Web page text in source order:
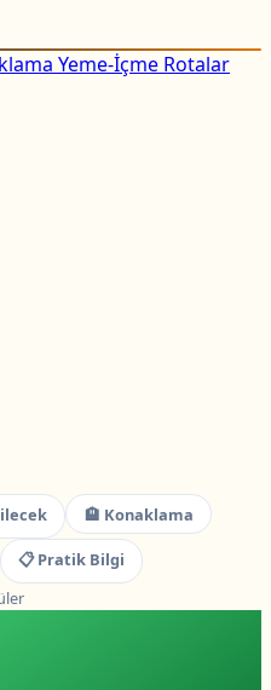
Yeme-İçme Rotalar
🏨 Konaklama
📋 Pratik Bilgi